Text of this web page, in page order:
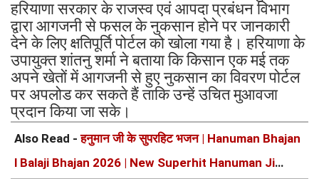
हरियाणा सरकार के राजस्व एवं आपदा प्रबंधन विभाग
द्वारा आगजनी से फसल के नुकसान होने पर जानकारी
देने के लिए क्षतिपूर्ति पोर्टल को खोला गया है। हरियाणा के
उपायुक्त शांतनु शर्मा ने बताया कि किसान एक मई तक
अपने खेतों में आगजनी से हुए नुकसान का विवरण पोर्टल
पर अपलोड कर सकते हैं ताकि उन्हें उचित मुआवजा
प्रदान किया जा सके।
Also Read -हनुमान जी के सुपरहिट भजन | Hanuman Bhajan
l Balaji Bhajan 2026 | New Superhit Hanuman Ji